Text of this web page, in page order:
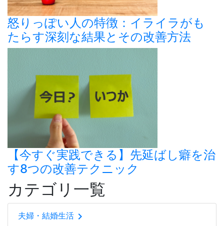
怒りっぽい人の特徴：イライラがも
たらす深刻な結果とその改善方法
【今すぐ実践できる】先延ばし癖を治
す8つの改善テクニック
カテゴリ一覧
夫婦・結婚生活 chevron_right